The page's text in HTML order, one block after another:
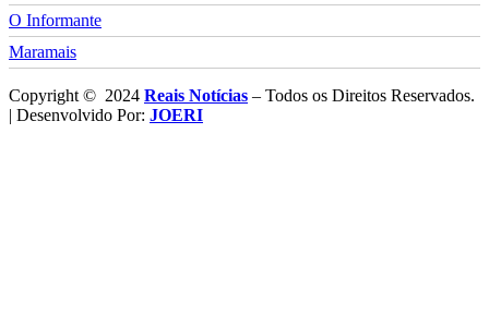
O Informante
Maramais
Copyright © 2024 Reais Notícias – Todos os Direitos Reservados.
| Desenvolvido Por: JOERI